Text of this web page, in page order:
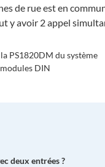
de rue est en
y avoir 2 appel
PS1820DM du système
DIN
deux entrées ?